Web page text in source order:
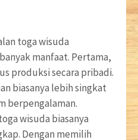
toga wisuda
manfaat. Pertama,
produksi secara pribadi.
biasanya lebih singkat
berpengalaman.
wisuda biasanya
Dengan memilih